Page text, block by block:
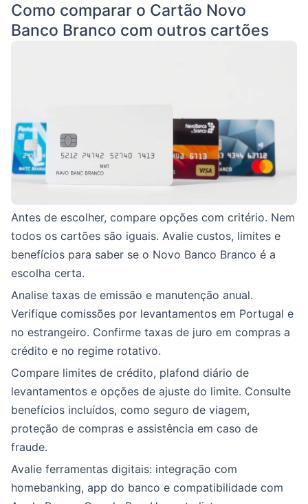
Como comparar o Cartão Novo
Banco Branco com outros cartões
Antes de escolher, compare opções com critério. Nem
todos os cartões são iguais. Avalie custos, limites e
benefícios para saber se o Novo Banco Branco é a
escolha certa.
Analise taxas de emissão e manutenção anual.
Verifique comissões por levantamentos em Portugal e
no estrangeiro. Confirme taxas de juro em compras a
crédito e no regime rotativo.
Compare limites de crédito, plafond diário de
levantamentos e opções de ajuste do limite. Consulte
benefícios incluídos, como seguro de viagem,
proteção de compras e assistência em caso de
fraude.
Avalie ferramentas digitais: integração com
homebanking, app do banco e compatibilidade com